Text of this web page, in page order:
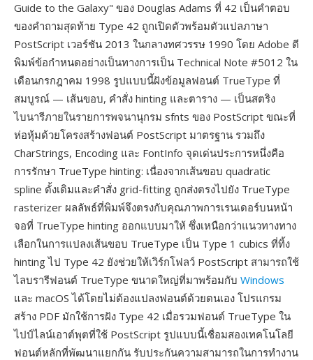
Guide to the Galaxy" ของ Douglas Adams ที่ 42 เป็นคำตอบ
ของคำถามสุดท้าย Type 42 ถูกเปิดตัวพร้อมตัวแปลภาษา
PostScript เวอร์ชัน 2013 ในกลางทศวรรษ 1990 โดย Adobe ตี
พิมพ์ข้อกำหนดอย่างเป็นทางการเป็น Technical Note #5012 ใน
เดือนกรกฎาคม 1998 รูปแบบนี้ฝังข้อมูลฟอนต์ TrueType ที่
สมบูรณ์ — เส้นขอบ, คำสั่ง hinting และตาราง — เป็นสตริง
ไบนารีภายในรายการพจนานุกรม sfnts ของ PostScript ขณะที่
ห่อหุ้มด้วยโครงสร้างฟอนต์ PostScript มาตรฐาน รวมถึง
CharStrings, Encoding และ FontInfo จุดเด่นประการหนึ่งคือ
การรักษา TrueType hinting: เนื่องจากเส้นขอบ quadratic
spline ดั้งเดิมและคำสั่ง grid-fitting ถูกส่งตรงไปยัง TrueType
rasterizer ผลลัพธ์ที่พิมพ์จึงตรงกับคุณภาพการเรนเดอร์บนหน้า
จอที่ TrueType hinting ออกแบบมาให้ ซึ่งเหนือกว่าแนวทางทาง
เลือกในการแปลงเส้นขอบ TrueType เป็น Type 1 cubics ที่ทิ้ง
hinting ไป Type 42 ยังช่วยให้เวิร์กโฟลว์ PostScript สามารถใช้
ไลบรารีฟอนต์ TrueType ขนาดใหญ่ที่มาพร้อมกับ Windows
และ macOS ได้โดยไม่ต้องแปลงฟอนต์ด้วยตนเอง โปรแกรม
สร้าง PDF มักใช้การฝัง Type 42 เมื่อรวมฟอนต์ TrueType ใน
ไปป์ไลน์เอาต์พุตที่ใช้ PostScript รูปแบบนี้เชื่อมสองเทคโนโลยี
ฟอนต์หลักที่พัฒนาแยกกัน รับประกันความสามารถในการทำงาน